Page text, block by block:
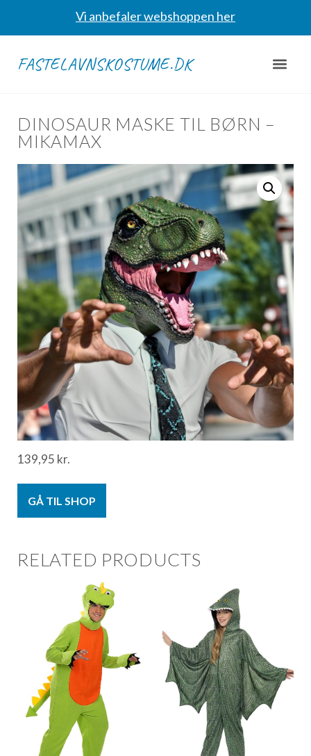
Vi anbefaler webshoppen her
FASTELAVNSKOSTUME.DK
DINOSAUR MASKE TIL BØRN –
MIKAMAX
139,95 kr.
GÅ TIL SHOP
RELATED PRODUCTS